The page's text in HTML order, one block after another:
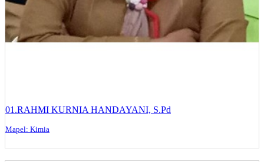
01.RAHMI KURNIA HANDAYANI, S.Pd
Mapel: Kimia